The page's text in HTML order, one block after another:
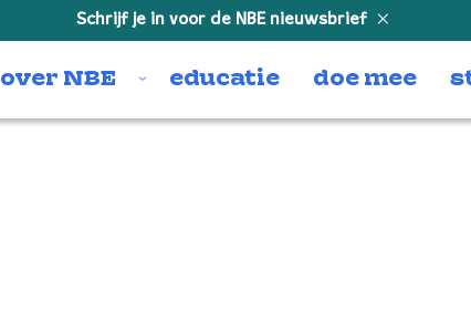
Schrijf je in voor de NBE nieuwsbrief
over NBE educatie doe mee